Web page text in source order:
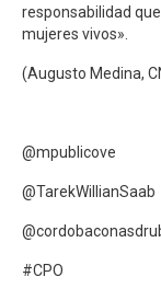
responsabilidad
mujeres vivos».
(Augusto Medina,
@mpublicove
@TarekWillianSaab
#CPO